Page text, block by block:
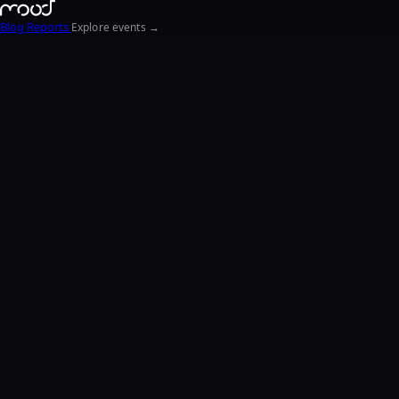
Blog Reports Explore events →